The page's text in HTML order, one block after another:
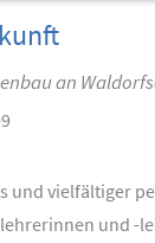
an
und vielfältiger
und -